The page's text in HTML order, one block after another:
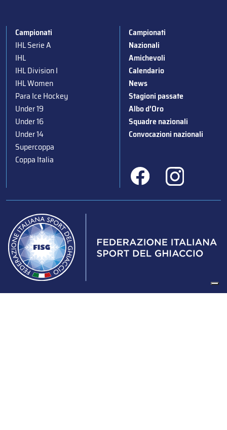
Campionati
IHL Serie A
IHL
IHL Division I
IHL Women
Para Ice Hockey
Under 19
Under 16
Under 14
Supercoppa
Coppa Italia
Campionati
Nazionali
Amichevoli
Calendario
News
Stagioni passate
Albo d’Oro
Squadre nazionali
Convocazioni nazionali